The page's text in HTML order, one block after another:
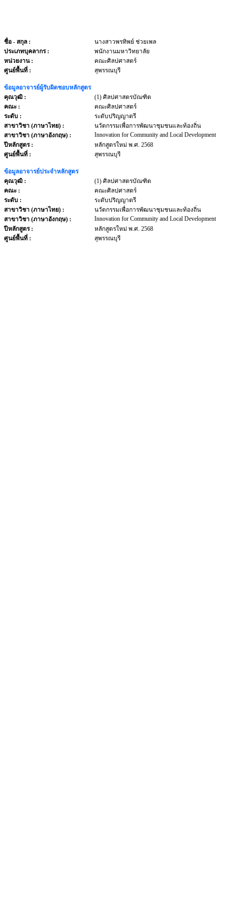
ชื่อ - สกุล :
นางสาวพรทิพย์ ช่วยเพล
ประเภทบุคลากร :
พนักงานมหาวิทยาลัย
หน่วยงาน :
คณะศิลปศาสตร์
ศูนย์พื้นที่ :
สุพรรณบุรี
ข้อมูลอาจารย์ผู้รับผิดชอบหลักสูตร
คุณวุฒิ :
(1) ศิลปศาสตรบัณฑิต
คณะ :
คณะศิลปศาสตร์
ระดับ :
ระดับปริญญาตรี
สาขาวิชา (ภาษาไทย) :
นวัตกรรมเพื่อการพัฒนาชุมชนและท้องถิ่น
สาขาวิชา (ภาษาอังกฤษ) :
Innovation for Community and Local Development
ปีหลักสูตร :
หลักสูตรใหม่ พ.ศ. 2568
ศูนย์พื้นที่ :
สุพรรณบุรี
ข้อมูลอาจารย์ประจำหลักสูตร
คุณวุฒิ :
(1) ศิลปศาสตรบัณฑิต
คณะ :
คณะศิลปศาสตร์
ระดับ :
ระดับปริญญาตรี
สาขาวิชา (ภาษาไทย) :
นวัตกรรมเพื่อการพัฒนาชุมชนและท้องถิ่น
สาขาวิชา (ภาษาอังกฤษ) :
Innovation for Community and Local Development
ปีหลักสูตร :
หลักสูตรใหม่ พ.ศ. 2568
ศูนย์พื้นที่ :
สุพรรณบุรี